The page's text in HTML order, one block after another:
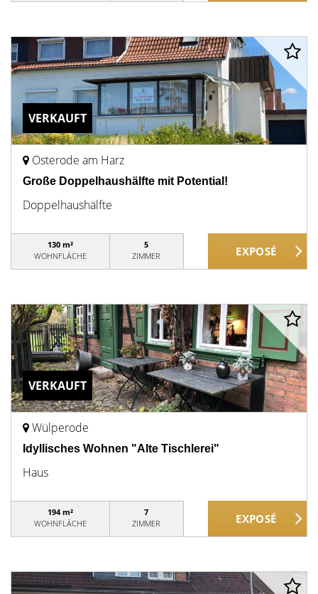
VERKAUFT
Osterode am Harz
Große Doppelhaushälfte mit Potential!
Doppelhaushälfte
130 m²
WOHNFLÄCHE
5
ZIMMER
VERKAUFT
Wülperode
Idyllisches Wohnen "Alte Tischlerei"
Haus
194 m²
WOHNFLÄCHE
7
ZIMMER